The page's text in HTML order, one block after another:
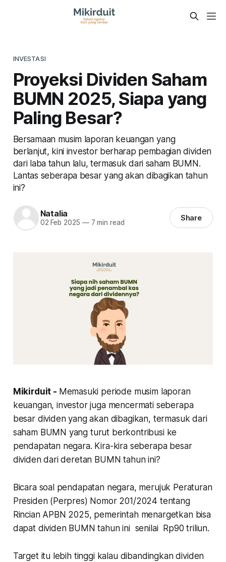
INVESTASI
Proyeksi Dividen Saham
BUMN 2025, Siapa yang
Paling Besar?
Bersamaan musim laporan keuangan yang
berlanjut, kini investor berharap pembagian dividen
dari laba tahun lalu, termasuk dari saham BUMN.
Lantas seberapa besar yang akan dibagikan tahun
ini?
Natalia
02 Feb 2025 —7 min read Share
Mikirduit - Memasuki periode musim laporan
keuangan, investor juga mencermati seberapa
besar dividen yang akan dibagikan, termasuk dari
saham BUMN yang turut berkontribusi ke
pendapatan negara. Kira-kira seberapa besar
dividen dari deretan BUMN tahun ini?
Bicara soal pendapatan negara, merujuk Peraturan
Presiden (Perpres) Nomor 201/2024 tentang
Rincian APBN 2025, pemerintah menargetkan bisa
dapat dividen BUMN tahun ini senilai Rp90 triliun.
Target itu lebih tinggi kalau dibandingkan dividen